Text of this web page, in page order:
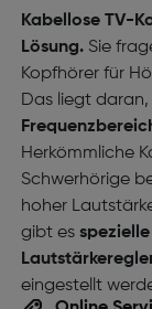
Kabellose TV-
Lösung.Sie
Kopfhörer für
Das liegt
Herkömmliche
Schwerhörige
hoher
gibt es
eingestellt